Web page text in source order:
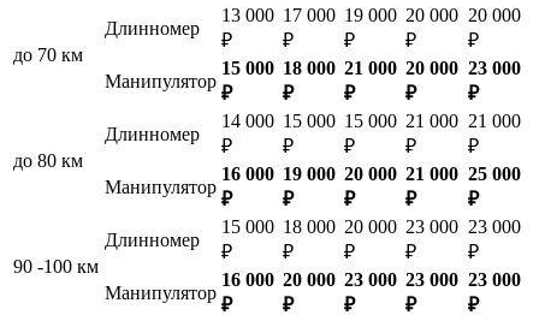
до 70 км
Длинномер
13 000
₽
17 000
₽
19 000
₽
20 000
₽
20 000
₽
Манипулятор
15 000
₽
18 000
₽
21 000
₽
20 000
₽
23 000
₽
до 80 км
Длинномер
14 000
₽
15 000
₽
15 000
₽
21 000
₽
21 000
₽
Манипулятор
16 000
₽
19 000
₽
20 000
₽
21 000
₽
25 000
₽
90 -100 км
Длинномер
15 000
₽
18 000
₽
20 000
₽
23 000
₽
23 000
₽
Манипулятор
16 000
₽
20 000
₽
23 000
₽
23 000
₽
23 000
₽